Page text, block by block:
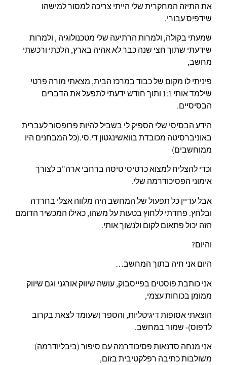
את התיזה המחקרית שלי הייתי צריכה למסור למישהו
שידפיס עבורי.
שמעתי בקולה, ולמרות הרתיעה שלי מטכנולוגיה , ולמרות
שידעתי שתוך חצי שנה כבר לא אהיה בארץ, הלכתי ורכשתי
מחשב,
פיניתי לו מקום של כבוד במרכז הבית, מצאתי מורה פרטי
שילמד אותי 1:1 ותוך חודש ידעתי לתפעל את הדברים
הבסיסיים.
הידע הבסיסי שלי הספיק לי בשביל להיות פרופסור לעברית
באוניברסיטה מכובדת בוואשינגטון די.סי.(כל המבחנים היו
ממוחשבים)
וכדי להצליח למצוא כרטיסי טיסה ברחבי ארה"ב לצורך
אימוני הפסיכודרמה שלי.
אבל עדיין כל תפעול של המחשב היה מלווה אצלי בחרדה
ובלחץ. פחדתי ללחוץ בטעות על משהו, כאילו המכשיר הדומם
הזה יכול פתאום לקום ולנשוך אותי.
והיום?
היום אני חיה בתוך המחשב…
אני כותבת פוסטים בפייסבוק, עושה שיווק אורגני וגם שיווק
ממומן בכוחות עצמי,
הוצאתי אסופות דיגיטליות, והספר (שעומד לצאת בקרוב
לדפוס)- שמור במחשב.
אני מנחה סדנאות פסיכודרמה עם סיפור (ביבליודרמה)
משולבות כתיבה רפלקטיבית בזום,